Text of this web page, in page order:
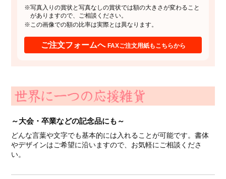
※写真入りの賞状と写真なしの賞状では額の大きさが変わること
がありますので、ご相談ください。
※この画像での額の比率は実際とは異なります。
ご注文フォームへ FAXご注文用紙もこちらから
大会・卒業などの記念品にも
どんな言葉や文字でも基本的には入れることが可能です。書体
やデザインはご希望に沿いますので、お気軽にご相談くださ
い。